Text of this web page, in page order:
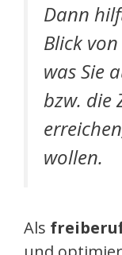
Dann
Blick
was Sie
bzw. die
wollen.
Als